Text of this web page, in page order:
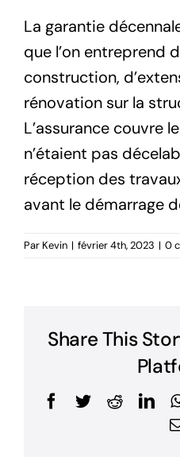
La garantie
que l’on entreprend
construction,
rénovation sur la
L’assurance couvre
n’étaient pas
réception des
avant le démarrage
Par Kevin | février 4th, 2023 | 0
Share This
Facebook
TwitterReddit